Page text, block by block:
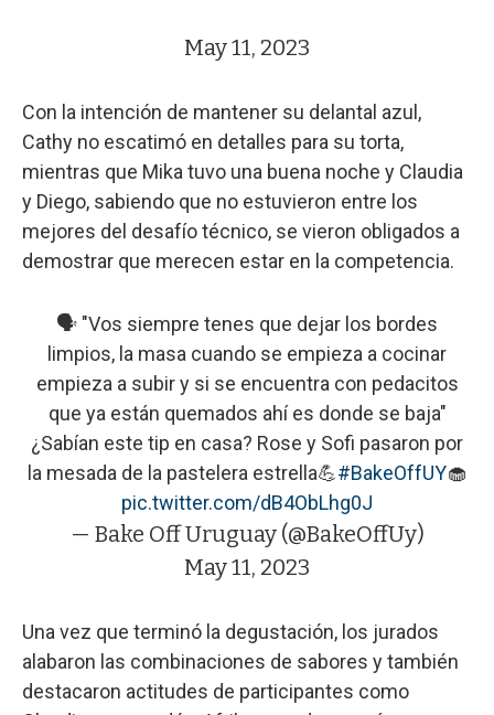
May 11, 2023
Con la intención de mantener su delantal azul,
Cathy no escatimó en detalles para su torta,
mientras que Mika tuvo una buena noche y Claudia
y Diego, sabiendo que no estuvieron entre los
mejores del desafío técnico, se vieron obligados a
demostrar que merecen estar en la competencia.
🗣️ "Vos siempre tenes que dejar los bordes
limpios, la masa cuando se empieza a cocinar
empieza a subir y si se encuentra con pedacitos
que ya están quemados ahí es donde se baja"
¿Sabían este tip en casa? Rose y Sofi pasaron por
la mesada de la pastelera estrella💪#BakeOffUY🧁
pic.twitter.com/dB4ObLhg0J
— Bake Off Uruguay (@BakeOffUy)
May 11, 2023
Una vez que terminó la degustación, los jurados
alabaron las combinaciones de sabores y también
destacaron actitudes de participantes como